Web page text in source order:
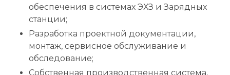
обеспечения в системах ЭХЗ и Зарядных
станции;
Разработка проектной документации,
монтаж, сервисное обслуживание и
обследование;
Собственная производственная система,